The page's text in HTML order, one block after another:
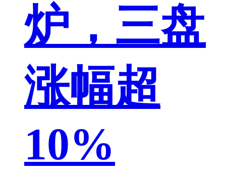
炉，三盘
涨幅超
10%